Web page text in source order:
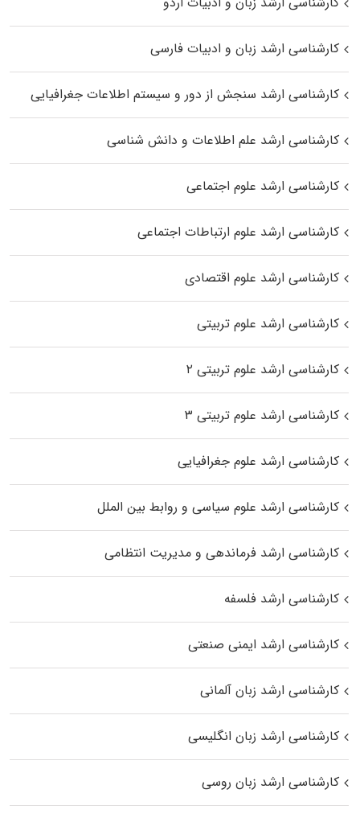
کارشناسی ارشد زبان و ادبیات فارسی
کارشناسی ارشد سنجش از دور و سیستم اطلاعات جغرافیایی
کارشناسی ارشد علم اطلاعات و دانش شناسی
کارشناسی ارشد علوم اجتماعی
کارشناسی ارشد علوم ارتباطات اجتماعی
کارشناسی ارشد علوم اقتصادی
کارشناسی ارشد علوم تربیتی
کارشناسی ارشد علوم تربیتی ۲
کارشناسی ارشد علوم تربیتی ۳
کارشناسی ارشد علوم جغرافیایی
کارشناسی ارشد علوم سیاسی و روابط بین الملل
کارشناسی ارشد فرماندهی و مدیریت انتظامی
کارشناسی ارشد فلسفه
کارشناسی ارشد ایمنی صنعتی
کارشناسی ارشد زبان آلمانی
کارشناسی ارشد زبان انگلیسی
کارشناسی ارشد زبان روسی